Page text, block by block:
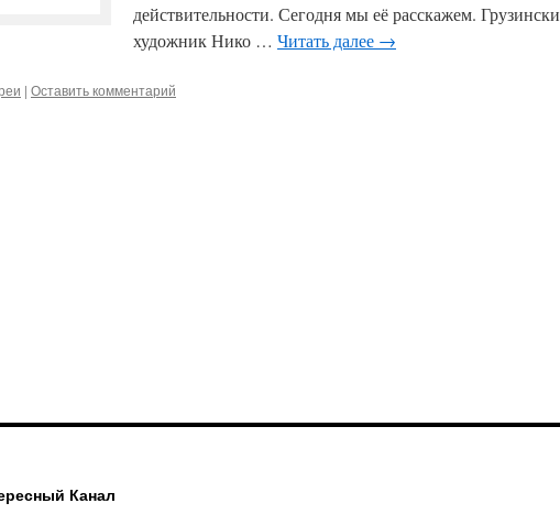
действительности. Сегодня мы её расскажем.
художник Нико … Читать далее →
| Оставить комментарий
Канал